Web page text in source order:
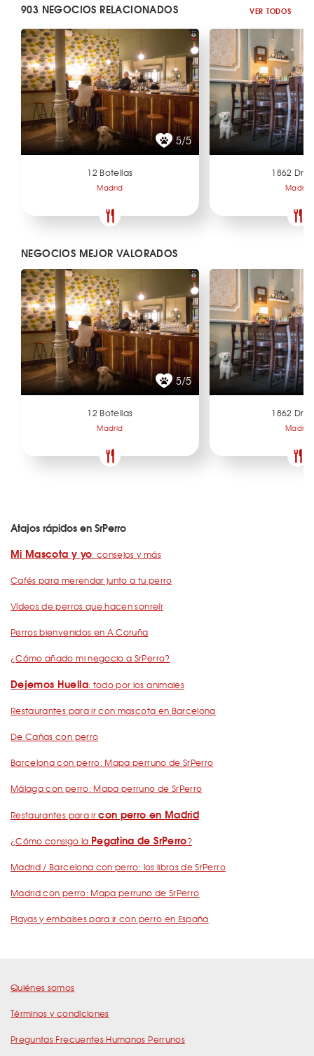
903 NEGOCIOS RELACIONADOS VER TODOS
5/5
12 Botellas
Madrid
1862 Dry
Madrid
NEGOCIOS MEJOR VALORADOS
5/5
12 Botellas
Madrid
1862 Dry
Madrid
Atajos rápidos en SrPerro
Mi Mascota y yo: consejos y más
Cafés para merendar junto a tu perro
Vídeos de perros que hacen sonreír
Perros bienvenidos en A Coruña
¿Cómo añado mi negocio a SrPerro?
Dejemos Huella: todo por los animales
Restaurantes para ir con mascota en Barcelona
De Cañas con perro
Barcelona con perro: Mapa perruno de SrPerro
Málaga con perro: Mapa perruno de SrPerro
Restaurantes para ircon perro en Madrid
¿Cómo consigo la Pegatina de SrPerro?
Madrid / Barcelona con perro: los libros de SrPerro
Madrid con perro: Mapa perruno de SrPerro
Playas y embalses para ir con perro en España
Quiénes somos
Términos y condiciones
Preguntas Frecuentes Humanos Perrunos